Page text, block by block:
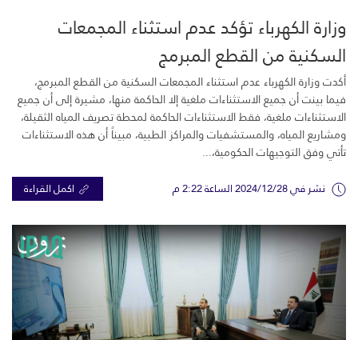
وزارة الكهرباء تؤكد عدم استثناء المجمعات
السكنية من القطع المبرمج
أكدت وزارة الكهرباء عدم استثناء المجمعات السكنية من القطع المبرمج،
فيما بينت أن جميع الاستثناءات ملغية إلا الحاكمة منها، مشيرة إلى أن جميع
الاستثناءات ملغية، فقط الاستثناءات الحاكمة لمحطة تصريف المياه الثقيلة،
ومشاريع المياه، والمستشفيات والمراكز الطبية، مبيناً أن هذه الاستثناءات
تأتي وفق التوجيهات الحكومية،...
نشر في 2024/12/28 الساعة 2:22 م اكمل القراءة